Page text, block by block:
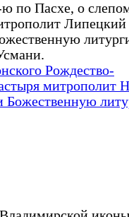
по Пасхе, о
Липецкий
Рождество-
митрополит
Божественную